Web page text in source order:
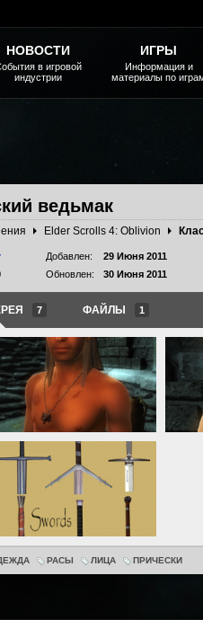
ведьмак
Elder Scrolls 4: Oblivion
Добавлен:
29 Июня 2011
Обновлен:
30 Июня 2011
7 ФАЙЛЫ 1
РАСЫ ЛИЦА ПРИЧЕСКИ
НОВОСТИ
в игровой
индустрии
ИГРЫ
Информация и
материалы по